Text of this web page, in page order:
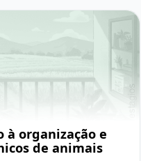
à organização e
de animais